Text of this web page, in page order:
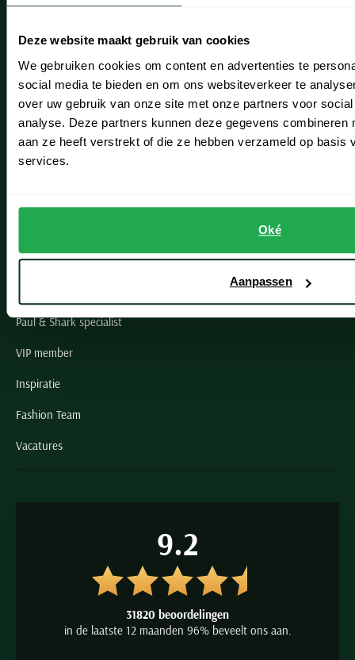
Deze website maakt gebruik van cookies
We gebruiken cookies om content en advertenties te
social media te bieden en om ons websiteverkeer te
over uw gebruik van onze site met onze partners voor
analyse. Deze partners kunnen deze gegevens combineren
aan ze heeft verstrekt of die ze hebben verzameld op basis
services.
Oké
Aanpassen
Leiderdorp
Lisse
Noordwijk
Openingstijden winkels
Schulte Herenmode
Paul & Shark specialist
VIP member
Inspiratie
Fashion Team
Vacatures
9.2
31820 beoordelingen
in de laatste 12 maanden 96% beveelt ons aan.